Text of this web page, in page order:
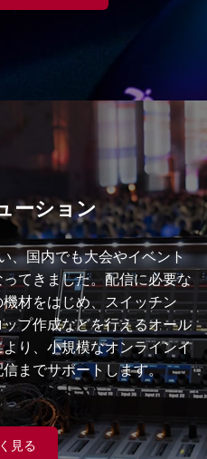
ーション
、国内でも大会やイベント
てきました。配信に必要な
材をはじめ、スイッチン
プ作成などを行えるオール
り、小規模なオンラインイ
までサポートします。
見る